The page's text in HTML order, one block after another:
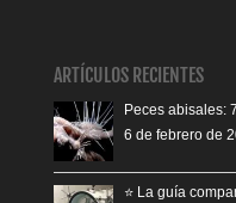
ARTÍCULOS RECIENTES
Peces abisales:
6 de febrero de
⭐️ La guía